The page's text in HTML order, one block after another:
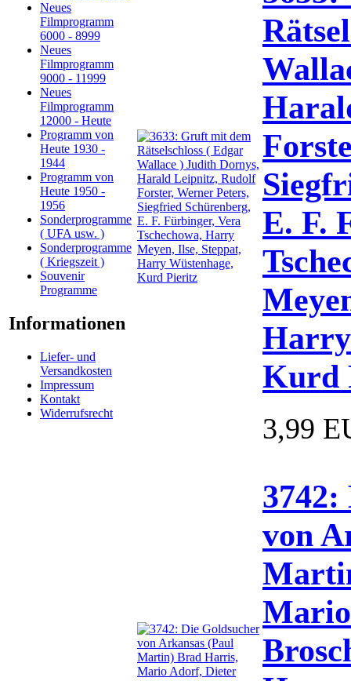
Neues
Filmprogramm
6000 - 8999
Neues
Filmprogramm
9000 - 11999
Neues
Filmprogramm
12000 - Heute
Programm von
Heute 1930 -
1944
Programm von
Heute 1950 -
1956
Sonderprogramme
( UFA usw. )
Sonderprogramme
( Kriegszeit )
Souvenir
Programme
Informationen
Liefer- und
Versandkosten
Impressum
Kontakt
Widerrufsrecht
E. F.
Harry
Kurd
3,99
3742:
von